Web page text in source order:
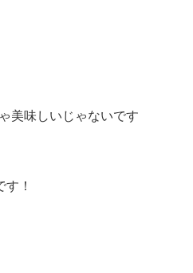
美味しいじゃないです
！